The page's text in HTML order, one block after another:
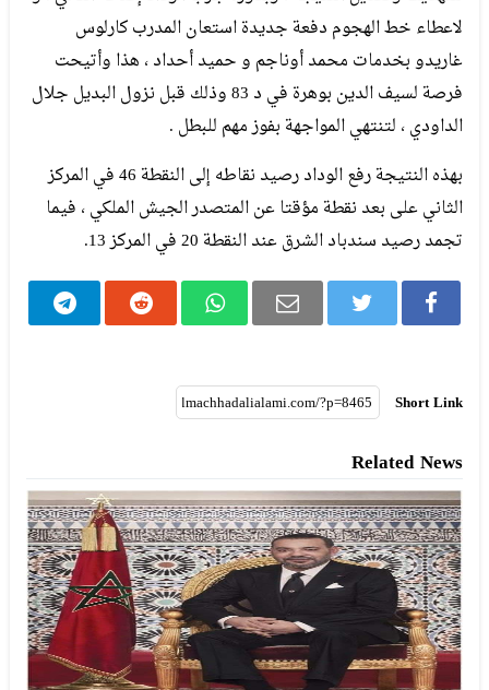
لاعطاء خط الهجوم دفعة جديدة استعان المدرب كارلوس
غاريدو بخدمات محمد أوناجم و حميد أحداد ، هذا وأتيحت
فرصة لسيف الدين بوهرة في د 83 وذلك قبل نزول البديل جلال
الداودي ، لتنتهي المواجهة بفوز مهم للبطل .
بهذه النتيجة رفع الوداد رصيد نقاطه إلى النقطة 46 في المركز
الثاني على بعد نقطة مؤقتا عن المتصدر الجيش الملكي ، فيما
تجمد رصيد سندباد الشرق عند النقطة 20 في المركز 13.
Short Link
Related News